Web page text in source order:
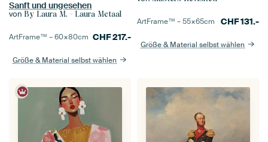
Sanft und ungesehen
von By Laura M. - Laura Metaal
ArtFrame™ –60×80cm CHF217.-
Größe & Material selbst wählen
ArtFrame™ –55×65cm CHF131.-
Größe & Material selbst wählen